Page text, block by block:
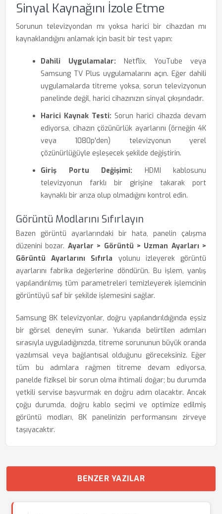
Sinyal Kaynağını İzole Etme
Sorunun televizyondan mı yoksa harici bir cihazdan mı
kaynaklandığını anlamak için basit bir test yapın:
Dahili Uygulamalar: Netflix, YouTube veya
Samsung TV Plus uygulamalarını açın. Eğer dahili
uygulamalarda titreme yoksa, sorun televizyonun
panelinde değil, harici cihazınızın sinyal çıkışındadır.
Harici Kaynak Testi: Sorun harici cihazda devam
ediyorsa, cihazın çözünürlük ayarlarını (örneğin 4K
veya 1080p'den) televizyonun yerel
çözünürlüğüyle eşleşecek şekilde değiştirin.
Giriş Portu Değişimi: HDMI kablosunu
televizyonun farklı bir girişine takarak port
kaynaklı bir arıza olup olmadığını kontrol edin.
Görüntü Modlarını Sıfırlayın
Bazen görüntü ayarlarındaki bir hata, panelin çalışma
düzenini bozar. Ayarlar > Görüntü > Uzman Ayarları >
Görüntü Ayarlarını Sıfırla yolunu izleyerek görüntü
ayarlarını fabrika değerlerine döndürün. Bu işlem, yanlış
yapılandırılmış tüm parametreleri temizleyerek işlemcinin
görüntüyü saf bir şekilde işlemesini sağlar.
Samsung 8K televizyonlar, doğru yapılandırıldığında eşsiz
bir görsel deneyim sunar. Yukarıda belirtilen adımları
sırasıyla uyguladığınızda, titreme sorununun büyük oranda
yazılımsal veya bağlantısal olduğunu göreceksiniz. Eğer
tüm bu adımlara rağmen titreme devam ediyorsa,
panelde fiziksel bir sorun olma ihtimali doğar; bu durumda
yetkili servise başvurmak en doğru adım olacaktır. Ancak
çoğu durumda, doğru kablo seçimi ve optimize edilmiş
görüntü modları, 8K panelinizin performansını zirveye
taşıyacaktır.
BENZER YAZILAR